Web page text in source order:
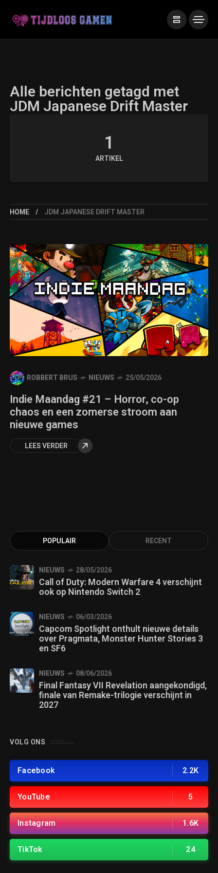
Alle berichten getagd met
JDM Japanese Drift Master
1
ARTIKEL
HOME JDM JAPANESE DRIFT MASTER
ROBBERT BRUS NIEUWS 25/05/2026
Indie Maandag #21 – Horror, co-op
chaos en een zomerse stroom aan
nieuwe games
LEES VERDER
POPULAIR RECENT
NIEUWS 28/05/2026
Call of Duty: Modern Warfare 4 verschijnt
ook op Nintendo Switch 2
NIEUWS 06/03/2026
Capcom Spotlight onthult nieuwe details
over Pragmata, Monster Hunter Stories 3
en SF6
NIEUWS 08/06/2026
Final Fantasy VII Revelation aangekondigd,
finale van Remake-trilogie verschijnt in
2027
VOLG ONS
Facebook 2.2K
YouTube 5
Instagram 1.6K
TikTok 24